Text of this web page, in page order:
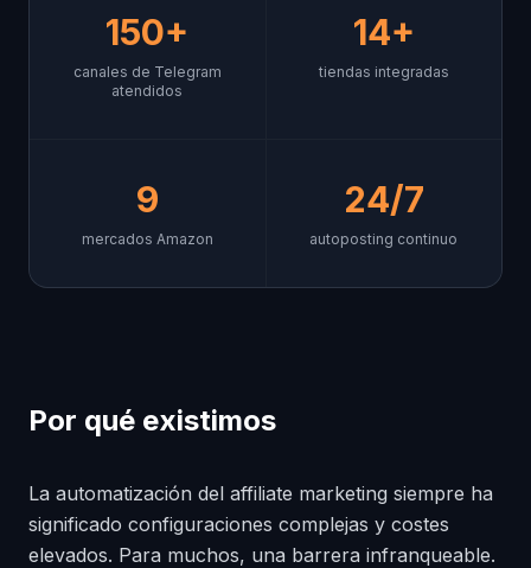
150+
canales de Telegram
atendidos
14+
tiendas integradas
9
mercados Amazon
24/7
autoposting continuo
Por qué existimos
La automatización del affiliate marketing siempre ha
significado configuraciones complejas y costes
elevados. Para muchos, una barrera infranqueable.